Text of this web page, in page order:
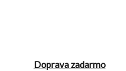
Doprava zadarmo